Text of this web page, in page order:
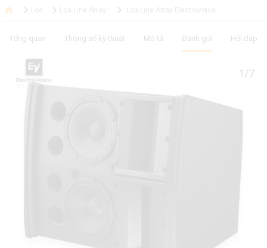
Tổng quan Thông số kỹ thuật Mô tả Đánh giá Hỏi đáp
1/7